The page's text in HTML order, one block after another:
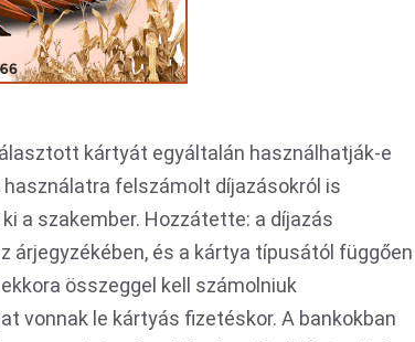
kártyát egyáltalán használhatják-e
felszámolt díjazásokról is
a szakember. Hozzátette: a díjazás
árjegyzékében, és a kártya típusától függően
összeggel kell számolniuk
vonnak le kártyás fizetéskor. A bankokban